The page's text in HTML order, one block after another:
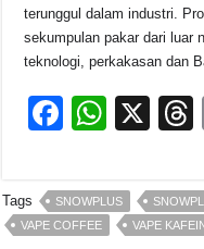
terunggul dalam industri.
sekumpulan pakar dari luar
teknologi, perkakasan dan
F
c
e
W
at
s
X
Tags SNOWPLUS
VAPE COFFEE
VAPE KAFEIN